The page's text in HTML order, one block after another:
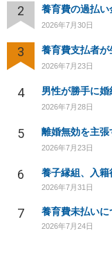
2 養育費の過払
2026年7月30日
3 養育費支払者
2026年7月23日
4 男性が勝手に
2026年7月28日
5 離婚無効を主
2026年7月23日
6 養子縁組、入籍
2026年7月31日
7 養育費未払いに
2026年7月24日